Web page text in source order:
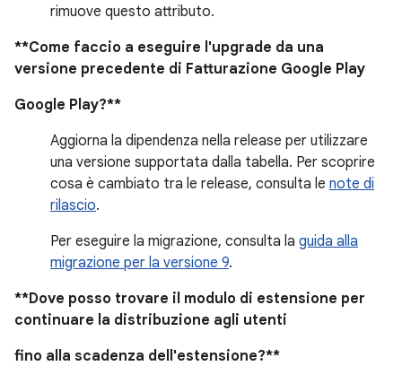
rimuove questo attributo.
**Come faccio a eseguire l'upgrade da una
versione precedente di Fatturazione Google Play
Google Play?**
Aggiorna la dipendenza nella release per utilizzare
una versione supportata dalla tabella. Per scoprire
cosa è cambiato tra le release, consulta le note di
rilascio.
Per eseguire la migrazione, consulta la guida alla
migrazione per la versione 9.
**Dove posso trovare il modulo di estensione per
continuare la distribuzione agli utenti
fino alla scadenza dell'estensione?**